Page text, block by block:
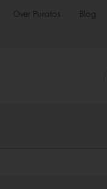
Over Puratos Blog